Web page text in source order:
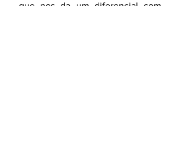
que nos da um diferencial com